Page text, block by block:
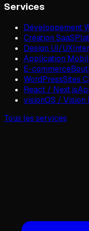
Services
Développement
Création SaaS
Design UI/UX
Application
E-commerce
WordPressSites
React / Next.js
visionOS / Vision
Tous les services